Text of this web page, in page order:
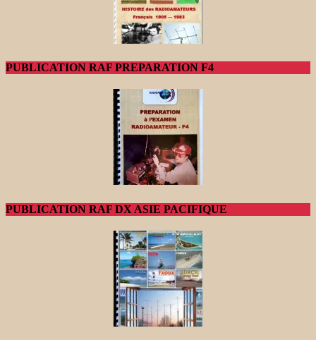
PUBLICATION RAF PREPARATION F4
PUBLICATION RAF DX ASIE PACIFIQUE